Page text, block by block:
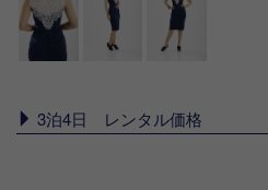
3泊4日 レンタル価格